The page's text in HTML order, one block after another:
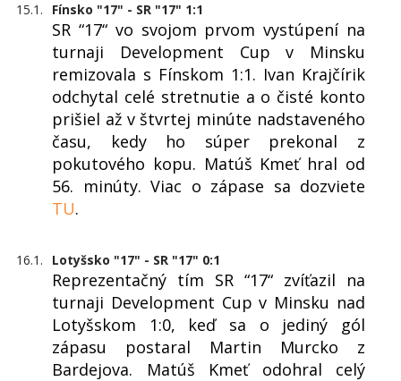
15.1. Fínsko "17" - SR "17" 1:1
SR “17“ vo svojom prvom vystúpení na
turnaji Development Cup v Minsku
remizovala s Fínskom 1:1. Ivan Krajčírik
odchytal celé stretnutie a o čisté konto
prišiel až v štvrtej minúte nadstaveného
času, kedy ho súper prekonal z
pokutového kopu. Matúš Kmeť hral od
56. minúty. Viac o zápase sa dozviete
TU.
16.1. Lotyšsko "17" - SR "17" 0:1
Reprezentačný tím SR “17“ zvíťazil na
turnaji Development Cup v Minsku nad
Lotyšskom 1:0, keď sa o jediný gól
zápasu postaral Martin Murcko z
Bardejova. Matúš Kmeť odohral celý